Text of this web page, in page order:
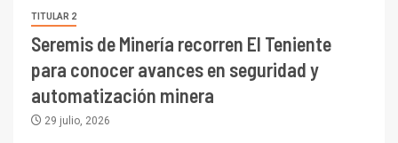
TITULAR 2
Seremis de Minería recorren El Teniente
para conocer avances en seguridad y
automatización minera
29 julio, 2026